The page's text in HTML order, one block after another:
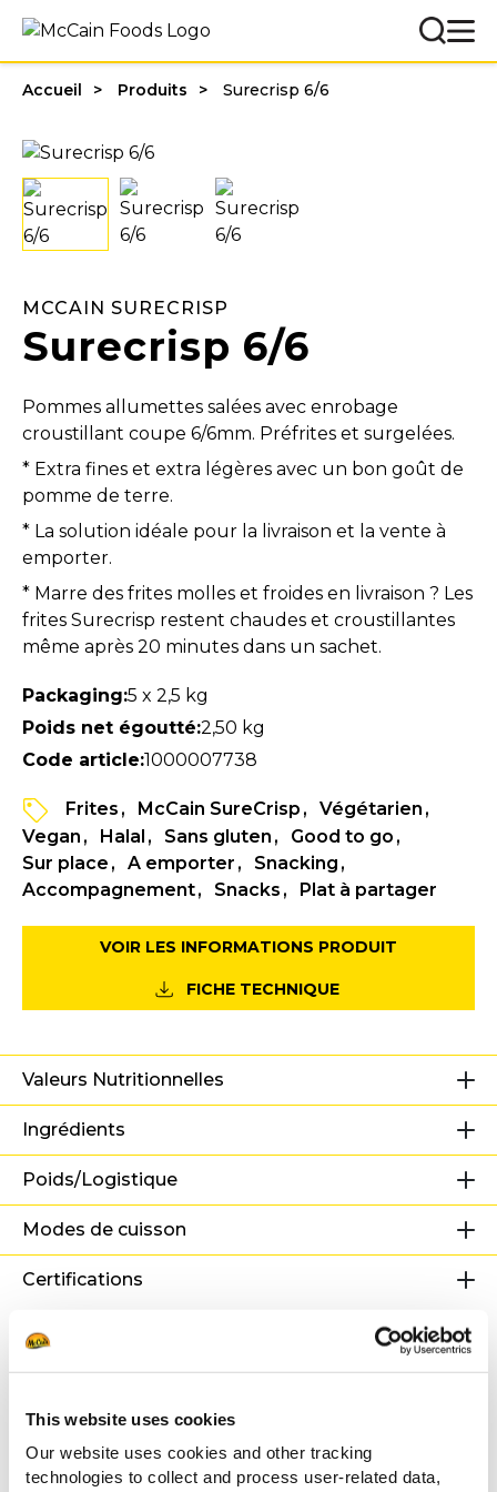
This website uses cookies
Our website uses cookies and other tracking
technologies to collect and process user-related data,
Accueil Produits Surecrisp 6/6
MCCAIN SURECRISP
Surecrisp 6/6
Pommes allumettes salées avec enrobage
croustillant coupe 6/6mm. Préfrites et surgelées.
* Extra fines et extra légères avec un bon goût de
pomme de terre.
* La solution idéale pour la livraison et la vente à
emporter.
* Marre des frites molles et froides en livraison ? Les
frites Surecrisp restent chaudes et croustillantes
même après 20 minutes dans un sachet.
Packaging:5 x 2,5 kg
Poids net égoutté:2,50 kg
Code article:1000007738
Frites McCain SureCrisp
Végétarien
Vegan
Halal Sans gluten
Good to go
Sur place
A emporter
Snacking
Accompagnement
Snacks Plat à partager
VOIR LES INFORMATIONS PRODUIT
FICHE TECHNIQUE
Valeurs Nutritionnelles
Ingrédients
Poids/Logistique
Modes de cuisson
Certifications
Recettes associées
Burger rustique accompagné de
SureCrisp